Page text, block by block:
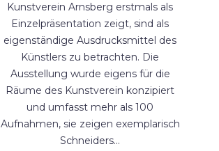
Kunstverein Arnsberg erstmals als
Einzelpräsentation zeigt, sind als
eigenständige Ausdrucksmittel des
Künstlers zu betrachten. Die
Ausstellung wurde eigens für die
Räume des Kunstverein konzipiert
und umfasst mehr als 100
Aufnahmen, sie zeigen exemplarisch
Schneiders...